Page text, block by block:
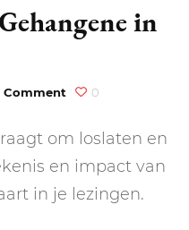
in
Comment on
de
Gehangene
tarot?
0
om loslaten en
en impact van
in je lezingen.